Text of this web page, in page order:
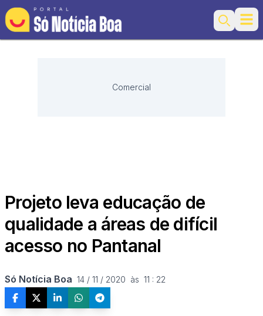
Search
Comercial
Projeto leva educação de
qualidade a áreas de difícil
acesso no Pantanal
Só Notícia Boa 14 / 11 / 2020  às  11 : 22